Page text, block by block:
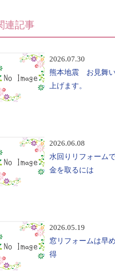
連記事
2026.07.30
熊本地震 お見舞
上げます。
2026.06.08
水回りリフォーム
金を取るには
2026.05.19
窓リフォームは早
得